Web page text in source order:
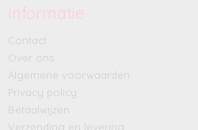
Informatie
Contact
Over ons
Algemene voorwaarden
Privacy policy
Betaalwijzen
Verzending en levering